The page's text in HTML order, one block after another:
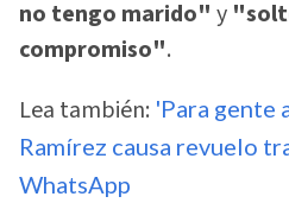
no tengo marido" y
compromiso".
Lea también: 'Para gente
Ramírez causa revuelo
WhatsApp